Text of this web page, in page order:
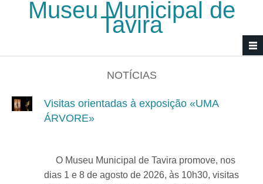
Passar para o conteúdo principal
Museu Municipal de
Tavira
NOTÍCIAS
Visitas orientadas à exposição «UMA
ÁRVORE»
O Museu Municipal de Tavira promove, nos
dias 1 e 8 de agosto de 2026, às 10h30, visitas